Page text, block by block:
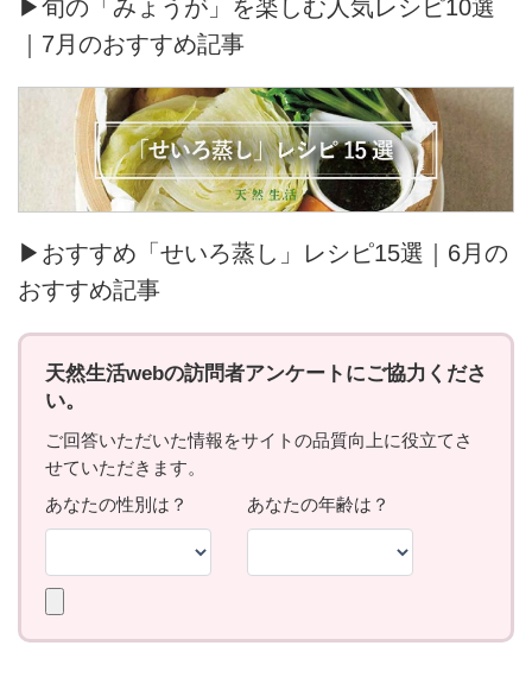
▶旬の「みょうが」を楽しむ人気レシピ10選
｜7月のおすすめ記事
▶おすすめ「せいろ蒸し」レシピ15選｜6月の
おすすめ記事